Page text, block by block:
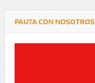
PAUTA CON NOSOTROS